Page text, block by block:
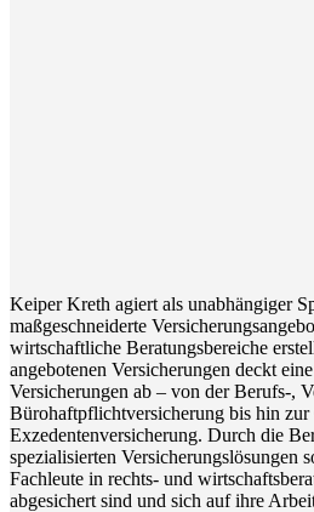
Keiper Kreth agiert als unabhängiger
maßgeschneiderte
wirtschaftliche Beratungsbereiche
angebotenen Versicherungen deckt
Versicherungen ab – von der Berufs-,
Bürohaftpflichtversicherung bis hin zur
Exzedentenversicherung. Durch die
spezialisierten Versicherungslösungen
Fachleute in rechts- und
abgesichert sind und sich auf ihre